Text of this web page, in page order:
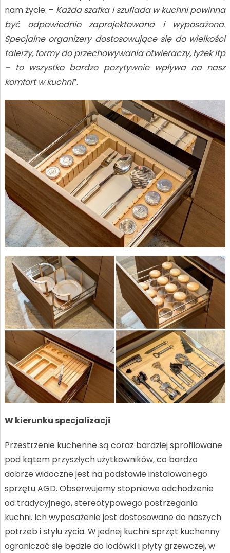
nam życie: – Każda szafka i szuflada w kuchni powinna
być odpowiednio zaprojektowana i wyposażona.
Specjalne organizery dostosowujące się do wielkości
talerzy, formy do przechowywania otwieraczy, łyżek itp
– to wszystko bardzo pozytywnie wpływa na nasz
komfort w kuchni”.
W kierunku specjalizacji
Przestrzenie kuchenne są coraz bardziej sprofilowane
pod kątem przyszłych użytkowników, co bardzo
dobrze widoczne jest na podstawie instalowanego
sprzętu AGD. Obserwujemy stopniowe odchodzenie
od tradycyjnego, stereotypowego postrzegania
kuchni. Ich wyposażenie jest dostosowane do naszych
potrzeb i stylu życia. W jednej kuchni sprzęt kuchenny
ograniczać się będzie do lodówki i płyty grzewczej, w